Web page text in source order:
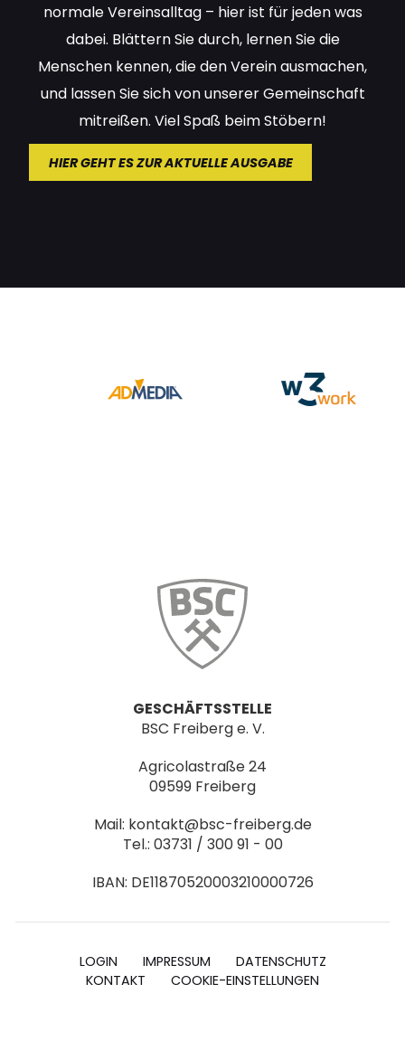
normale Vereinsalltag – hier ist für jeden was
dabei. Blättern Sie durch, lernen Sie die
Menschen kennen, die den Verein ausmachen,
und lassen Sie sich von unserer Gemeinschaft
mitreißen. Viel Spaß beim Stöbern!
HIER GEHT ES ZUR AKTUELLE AUSGABE
GESCHÄFTSSTELLE
BSC Freiberg e. V.
Agricolastraße 24
09599 Freiberg
Mail: kontakt@bsc-freiberg.de
Tel.: 03731 / 300 91 - 00
IBAN: DE11870520003210000726
LOGIN IMPRESSUM
DATENSCHUTZ
KONTAKT
COOKIE-EINSTELLUNGEN